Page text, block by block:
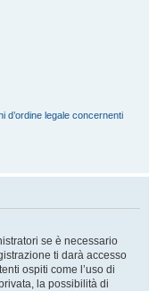
d’ordine legale concernenti
se è necessario
ti darà accesso
ospiti come l’uso di
la possibilità di